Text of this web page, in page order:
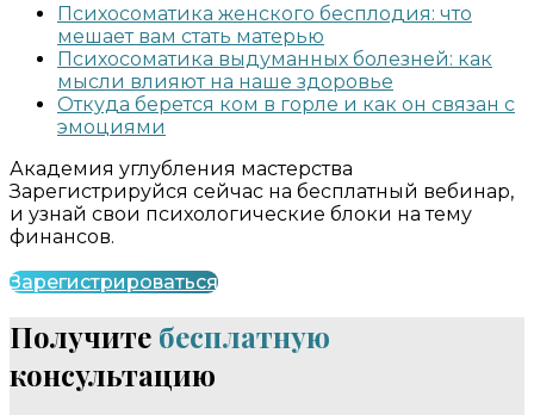
Психосоматика женского бесплодия: что
мешает вам стать матерью
Психосоматика выдуманных болезней: как
мысли влияют на наше здоровье
Откуда берется ком в горле и как он связан с
эмоциями
Академия углубления мастерства
Зарегистрируйся сейчас на бесплатный вебинар,
и узнай свои психологические блоки на тему
финансов.
Зарегистрироваться
Получите бесплатную
консультацию